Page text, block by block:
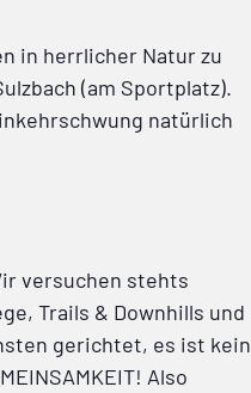
in herrlicher Natur zu
(am Sportplatz).
natürlich
versuchen stehts
Trails & Downhills und
gerichtet, es ist kein
Also